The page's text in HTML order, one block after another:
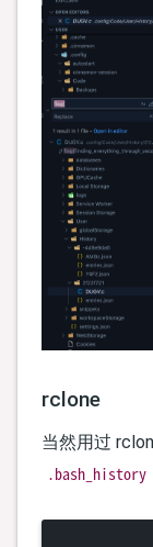
rclone
当然用过
.bash_history